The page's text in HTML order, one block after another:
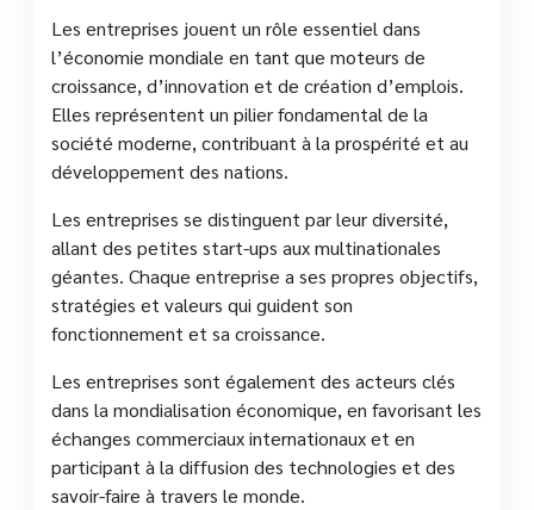
Les entreprises jouent un rôle essentiel dans
l’économie mondiale en tant que moteurs de
croissance, d’innovation et de création d’emplois.
Elles représentent un pilier fondamental de la
société moderne, contribuant à la prospérité et au
développement des nations.
Les entreprises se distinguent par leur diversité,
allant des petites start-ups aux multinationales
géantes. Chaque entreprise a ses propres objectifs,
stratégies et valeurs qui guident son
fonctionnement et sa croissance.
Les entreprises sont également des acteurs clés
dans la mondialisation économique, en favorisant les
échanges commerciaux internationaux et en
participant à la diffusion des technologies et des
savoir-faire à travers le monde.